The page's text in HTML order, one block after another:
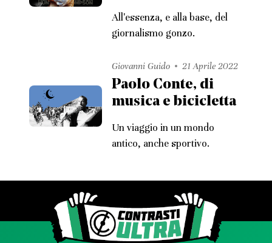
All'essenza, e alla base, del
giornalismo gonzo.
Giovanni Guido 21 Aprile 2022
Paolo Conte, di
musica e bicicletta
Un viaggio in un mondo
antico, anche sportivo.